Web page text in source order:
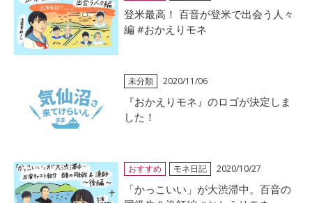
登米最高！ 百音が登米で出会う人々
編 #おかえりモネ
未分類 2020/11/06
『おかえりモネ』のロゴが決定しま
した！
おすすめ モネ日記 2020/10/27
「かっこいい」が大渋滞中。百音の